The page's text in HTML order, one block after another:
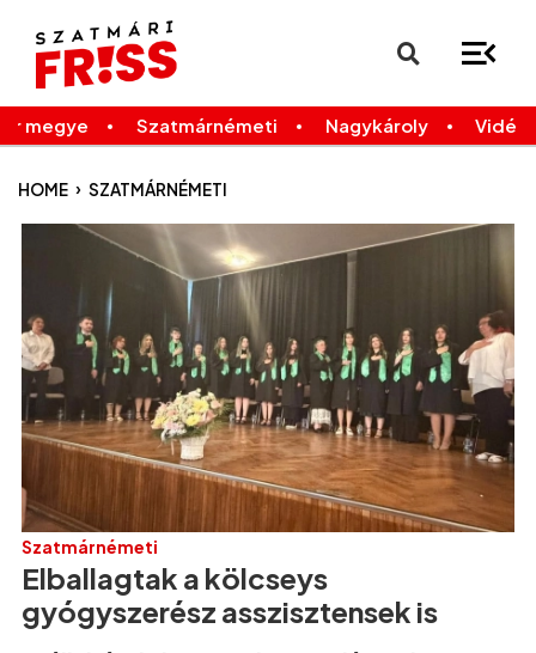
Legfrissebb
megye Szatmárnémeti Nagykároly Vidék
HOME › SZATMÁRNÉMETI
Szatmárnémeti
Elballagtak a kölcseys
gyógyszerész asszisztensek is